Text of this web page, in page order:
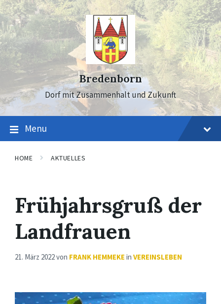
Skip
to
content
Skip
to
main
navigation
Skip
to
footer
Bredenborn
Dorf mit Zusammenhalt und Zukunft
Menu
HOME AKTUELLES
Frühjahrsgruß der
Landfrauen
21. März 2022von FRANK HEMMEKE in VEREINSLEBEN